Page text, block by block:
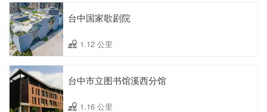
台中国家歌剧院
1.12 公里
台中市立图书馆溪西分馆
1.16 公里